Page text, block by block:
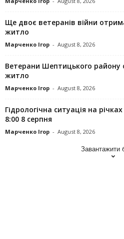
Ще двоє ветеранів війни
житло
Марченко Ігор - August 8, 2026
Ветерани Шептицького району
житло
Марченко Ігор - August 8, 2026
Гідрологічна ситуація на
8:00 8 серпня
Марченко Ігор - August 8, 2026
Завантажити